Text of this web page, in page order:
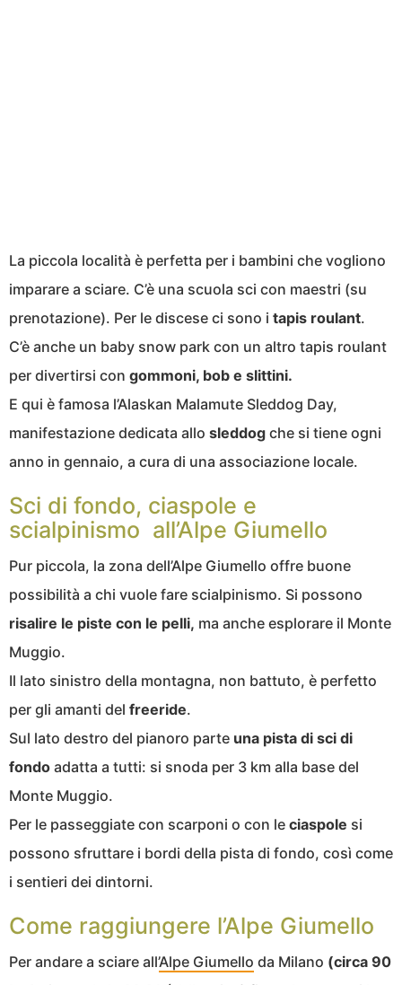
La piccola località è perfetta per i bambini che vogliono
imparare a sciare. C’è una scuola sci con maestri (su
prenotazione). Per le discese ci sono i tapis roulant.
C’è anche un baby snow park con un altro tapis roulant
per divertirsi con gommoni, bob e slittini.
E qui è famosa l’Alaskan Malamute Sleddog Day,
manifestazione dedicata allo sleddog che si tiene ogni
anno in gennaio, a cura di una associazione locale.
Sci di fondo, ciaspole e
scialpinismo all’Alpe Giumello
Pur piccola, la zona dell’Alpe Giumello offre buone
possibilità a chi vuole fare scialpinismo. Si possono
risalire le piste con le pelli, ma anche esplorare il Monte
Muggio.
Il lato sinistro della montagna, non battuto, è perfetto
per gli amanti del freeride.
Sul lato destro del pianoro parte una pista di sci di
fondo adatta a tutti: si snoda per 3 km alla base del
Monte Muggio.
Per le passeggiate con scarponi o con le ciaspole si
possono sfruttare i bordi della pista di fondo, così come
i sentieri dei dintorni.
Come raggiungere l’Alpe Giumello
Per andare a sciare all’Alpe Giumello da Milano (circa 90